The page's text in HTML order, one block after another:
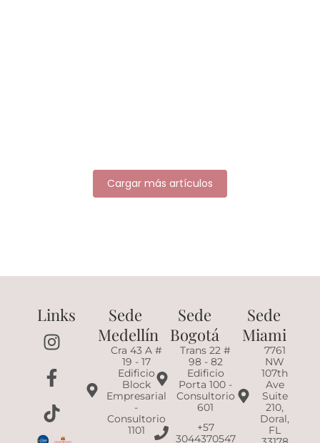
Cargar más artículos
Links
I
n
s
t
a
g
F
a
c
e
b
o
T
i
k
t
o
k
Sede
Medellín
Cra 43 A #
19 - 17
Edificio
Block
Empresarial
-
Consultorio
1101
Sede
Bogotá
Trans 22 #
98 - 82
Edificio
Porta 100 -
Consultorio
601
+57
3044370547
Sede
Miami
7761
NW
107th
Ave
Suite
210,
Doral,
FL